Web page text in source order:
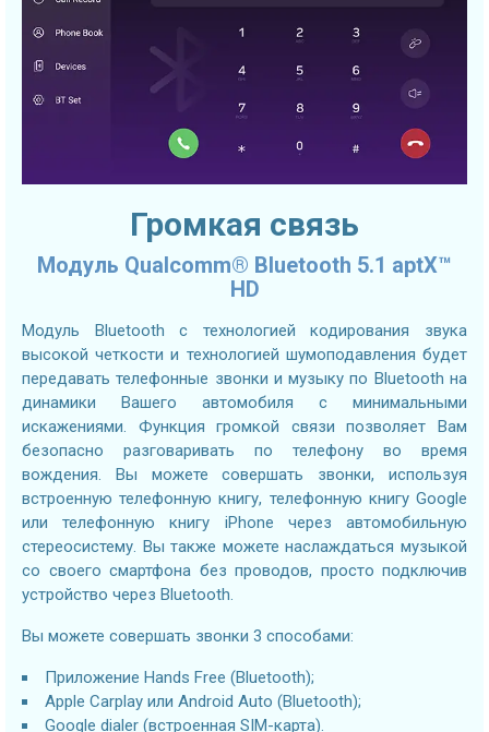
Громкая связь
Модуль Qualcomm® Bluetooth 5.1 aptX™
HD
Модуль Bluetooth с технологией кодирования звука
высокой четкости и технологией шумоподавления будет
передавать телефонные звонки и музыку по Bluetooth на
динамики Вашего автомобиля с минимальными
искажениями. Функция громкой связи позволяет Вам
безопасно разговаривать по телефону во время
вождения. Вы можете совершать звонки, используя
встроенную телефонную книгу, телефонную книгу Google
или телефонную книгу iPhone через автомобильную
стереосистему. Вы также можете наслаждаться музыкой
со своего смартфона без проводов, просто подключив
устройство через Bluetooth.
Вы можете совершать звонки 3 способами:
Приложение Hands Free (Bluetooth);
Apple Carplay или Android Auto (Bluetooth);
Google dialer (встроенная SIM-карта).